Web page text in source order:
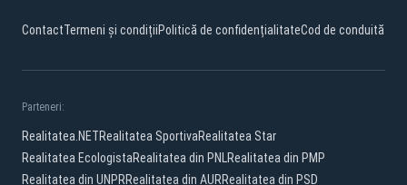
ContactTermeni și condițiiPolitică de confidențialitateCod de conduită
Parteneri:
Realitatea.NETRealitatea SportivaRealitatea Star
Realitatea EcologistaRealitatea din PNLRealitatea din PMP
Realitatea din UNPRRealitatea din AURRealitatea din PSD